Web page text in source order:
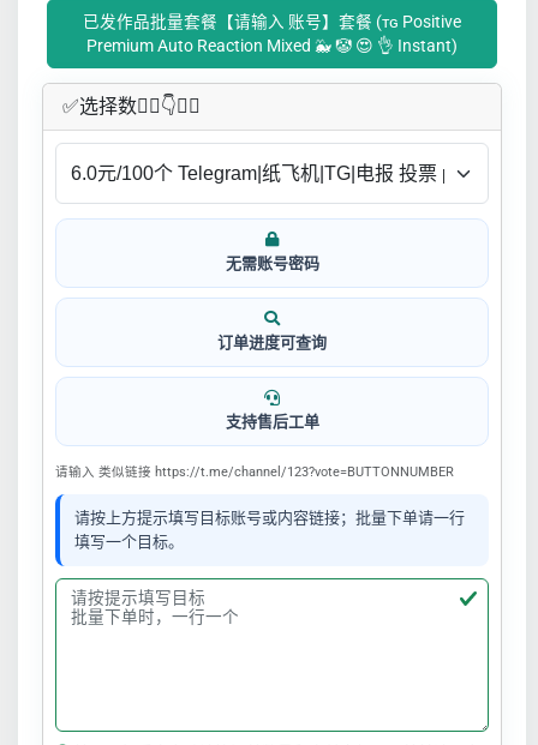
已发作品批量套餐【请输入 账号】套餐 (ᴛɢ Positive
Premium Auto Reaction Mixed 🐳 🤡 😍 👌 Instant)
✅​选择数👇🏻​​👇👇🏻​​
无需账号密码
订单进度可查询
支持售后工单
请输入 类似链接 https://t.me/channel/123?vote=BUTTONNUMBER
请按上方提示填写目标账号或内容链接；批量下单请一行
填写一个目标。